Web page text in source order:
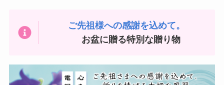
ぬいぐるみ
プレミアムギフト
ご先祖様への感謝を込めて。
お盆に贈る特別な贈り物